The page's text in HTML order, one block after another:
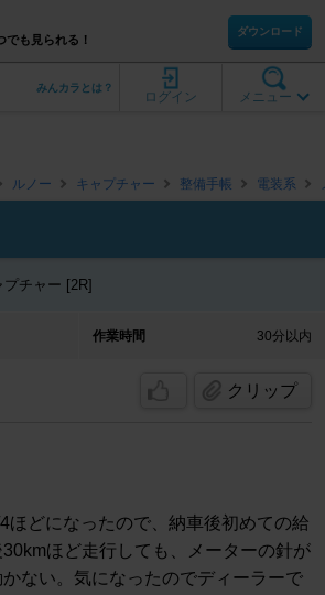
でも見られる！
ダウンロード
メニュー
ログイン
みんカラとは？
ルノー キャプチャー 整備手帳 電装系
チャー [2R]
作業時間 30分以内
クリップ
ほどになったので、納車後初めての給
ほど走行しても、メーターの針が
ない。気になったのでディーラーで